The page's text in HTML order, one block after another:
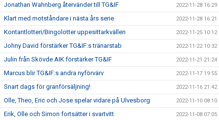
Jonathan Wahnberg återvänder till TG&IF 2022-11-28 16:29
Klart med motståndare i nästa års serie 2022-11-28 16:21
Kontantlotteri/Bingolotter uppesittarkvällen 2022-11-25 10:12
Johny David förstärker TG&IF:s tränarstab 2022-11-22 10:32
Julin från Skövde AIK förstärker TG&IF 2022-11-21 21:24
Marcus blir TG&IF:s andra nyförvärv 2022-11-17 19:55
Snart dags för granförsäljning! 2022-11-16 21:42
Olle, Theo, Eric och Jose spelar vidare på Ulvesborg 2022-11-10 08:10
Erik, Olle och Simon fortsätter i svartvitt 2022-11-08 07:05